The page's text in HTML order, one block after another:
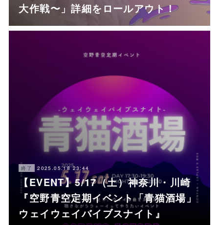
大作戦〜」詳細をロールアウト！
終了 2025.05.18 23:44
【EVENT】5/17（土）神奈川・川崎
『空野青空定期イベント「青猫酒場」
ウェイウェイバイブスナイト』